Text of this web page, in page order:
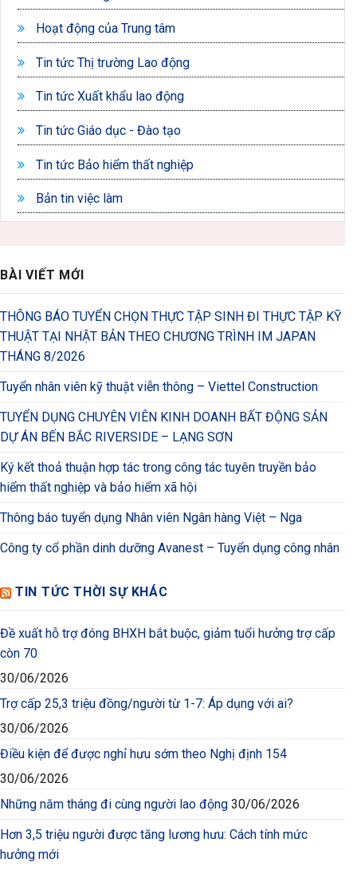
Hoạt động của Trung tâm
Tin tức Thị trường Lao động
Tin tức Xuất khẩu lao động
Tin tức Giáo dục - Đào tạo
Tin tức Bảo hiểm thất nghiệp
Bản tin việc làm
BÀI VIẾT MỚI
THÔNG BÁO TUYỂN CHỌN THỰC TẬP SINH ĐI THỰC TẬP KỸ
THUẬT TẠI NHẬT BẢN THEO CHƯƠNG TRÌNH IM JAPAN
THÁNG 8/2026
Tuyển nhân viên kỹ thuật viễn thông – Viettel Construction
TUYỂN DỤNG CHUYÊN VIÊN KINH DOANH BẤT ĐỘNG SẢN
DỰ ÁN BẾN BẮC RIVERSIDE – LẠNG SƠN
Ký kết thoả thuận hợp tác trong công tác tuyên truyền bảo
hiểm thất nghiệp và bảo hiểm xã hội
Thông báo tuyển dụng Nhân viên Ngân hàng Việt – Nga
Công ty cổ phần dinh dưỡng Avanest – Tuyển dụng công nhân
TIN TỨC THỜI SỰ KHÁC
Đề xuất hỗ trợ đóng BHXH bắt buộc, giảm tuổi hưởng trợ cấp
còn 70
30/06/2026
Trợ cấp 25,3 triệu đồng/người từ 1-7: Áp dụng với ai?
30/06/2026
Điều kiện để được nghỉ hưu sớm theo Nghị định 154
30/06/2026
Những năm tháng đi cùng người lao động 30/06/2026
Hơn 3,5 triệu người được tăng lương hưu: Cách tính mức
hưởng mới